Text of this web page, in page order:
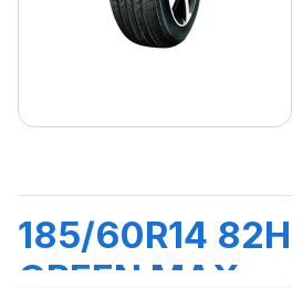
185/60R14 82H
GREEN MAX